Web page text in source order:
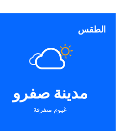
الطقس
مدينة صفرو
غيوم متفرقة